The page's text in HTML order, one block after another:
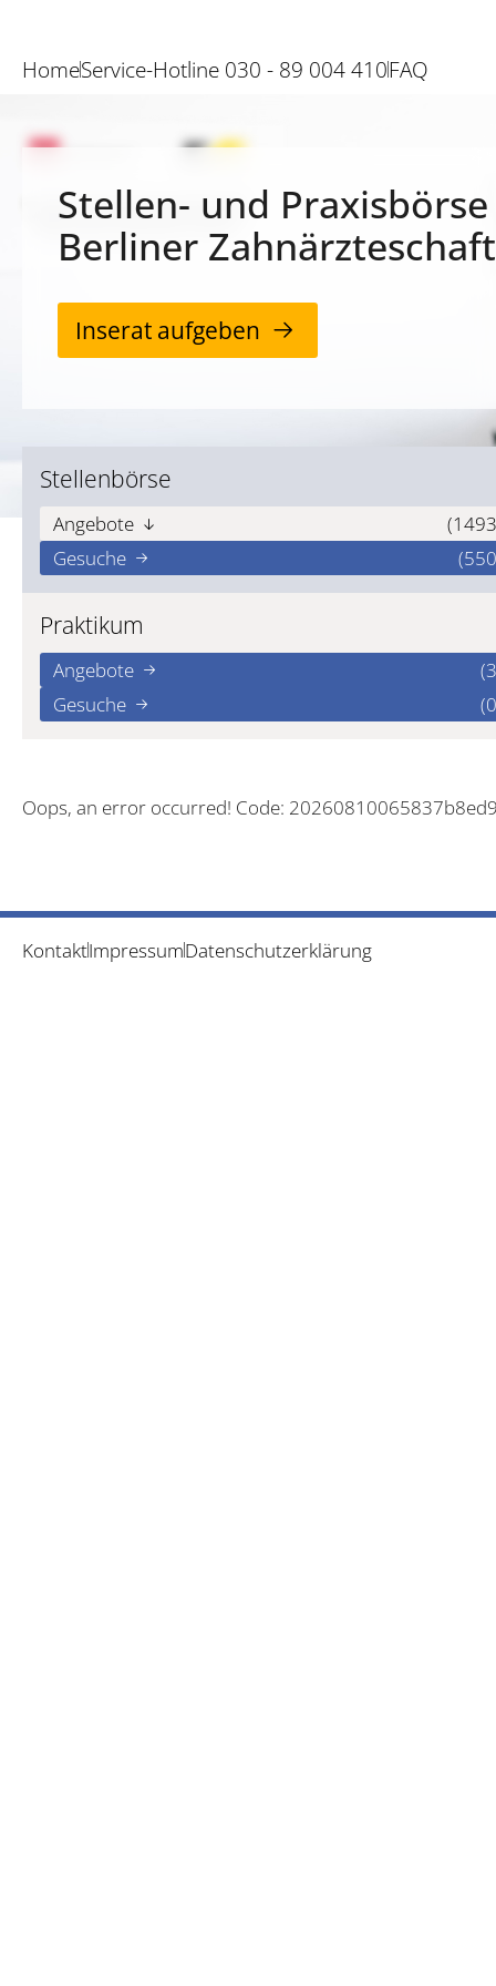
HomeService-Hotline 030 - 89 004 410FAQ
Stellen- und
Berliner Zahnärzteschaft
Inserat aufgeben
Stellenbörse
Angebote
Gesuche
Praktikum
Angebote
Gesuche
Oops, an error occurred! Code:
KontaktImpressumDatenschutzerklärung